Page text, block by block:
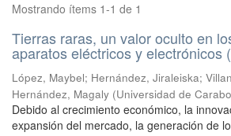
Mostrando ítems 1-1 de 1
Tierras raras, un valor oculto en
aparatos eléctricos y electrónicos
López, Maybel; Hernández, Jiraleiska;
Hernández, Magaly (Universidad de
Debido al crecimiento económico, la
expansión del mercado, la generación de